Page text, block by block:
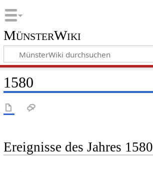
MünsterWiki
1580
Ereignisse des Jahres 1580